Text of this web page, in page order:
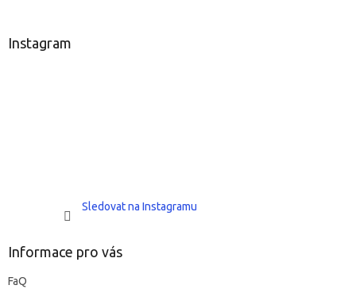
Instagram
Sledovat na Instagramu
Informace pro vás
FaQ